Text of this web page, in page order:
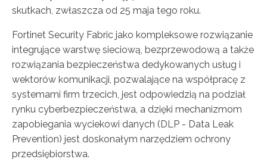
skutkach, zwłaszcza od 25 maja tego roku.
Fortinet Security Fabric jako kompleksowe rozwiązanie
integrujące warstwę sieciową, bezprzewodową a także
rozwiązania bezpieczeństwa dedykowanych usług i
wektorów komunikacji, pozwalające na współpracę z
systemami firm trzecich, jest odpowiedzią na podział
rynku cyberbezpieczeństwa, a dzięki mechanizmom
zapobiegania wyciekowi danych (DLP - Data Leak
Prevention) jest doskonałym narzędziem ochrony
przedsiębiorstwa.